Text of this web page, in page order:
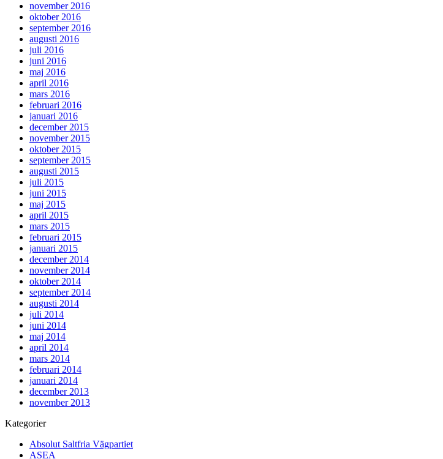
november 2016
oktober 2016
september 2016
augusti 2016
juli 2016
juni 2016
maj 2016
april 2016
mars 2016
februari 2016
januari 2016
december 2015
november 2015
oktober 2015
september 2015
augusti 2015
juli 2015
juni 2015
maj 2015
april 2015
mars 2015
februari 2015
januari 2015
december 2014
november 2014
oktober 2014
september 2014
augusti 2014
juli 2014
juni 2014
maj 2014
april 2014
mars 2014
februari 2014
januari 2014
december 2013
november 2013
Kategorier
Absolut Saltfria Vägpartiet
ASEA